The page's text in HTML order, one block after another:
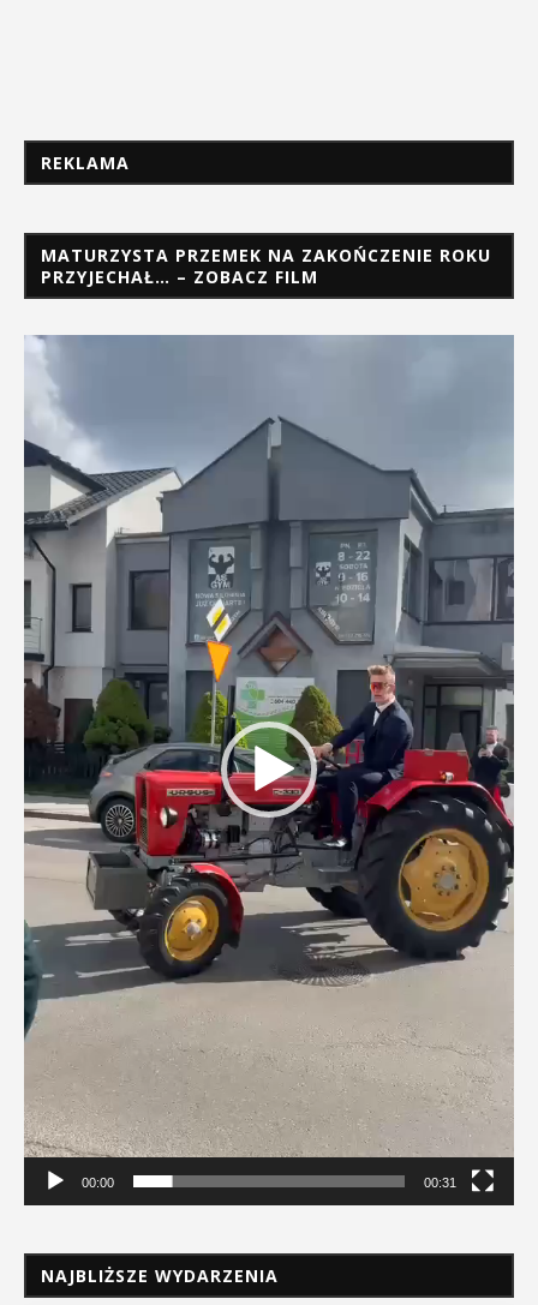
REKLAMA
MATURZYSTA PRZEMEK NA ZAKOŃCZENIE ROKU
PRZYJECHAŁ… – ZOBACZ FILM
Odtwarzacz
00:00 00:31
NAJBLIŻSZE WYDARZENIA